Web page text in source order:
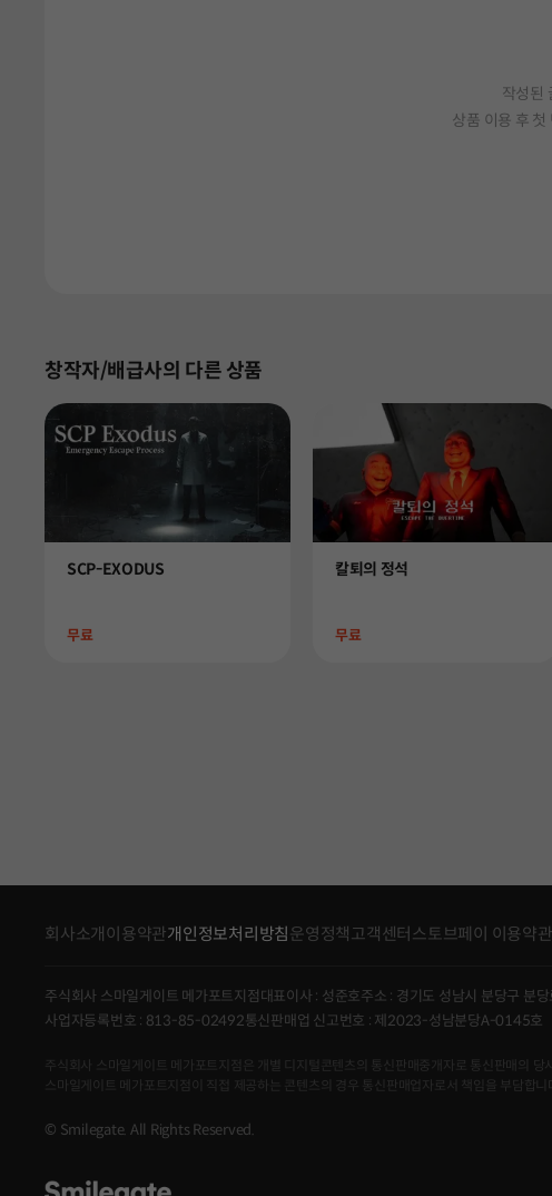
작성된
상품 이용 후
창작자/배급사의 다른 상품
Product
SCP-EXODUS
Price
무료
Product
칼퇴의 정석
Price
무료
회사소개이용약관개인정보처리방침 운영정책고객센터스토브페이 이용약관
주식회사 스마일게이트 메가포트지점대표이사 : 성준호주소 : 경기도 성남시 분당구 분
사업자등록번호 : 813-85-02492통신판매업 신고번호 : 제2023-성남분당A-0145호
주식회사 스마일게이트 메가포트지점은 개별 디지털콘텐츠의 통신판매중개자로 통신판매의
스마일게이트 메가포트지점이 직접 제공하는 콘텐츠의 경우 통신판매업자로서 책임을 부담합니
© Smilegate. All Rights Reserved.